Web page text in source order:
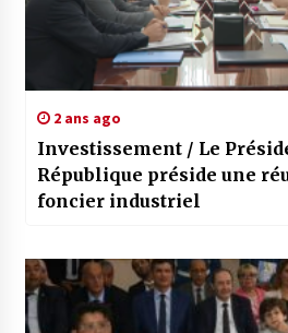
2 ans ago
Investissement / Le
République préside une